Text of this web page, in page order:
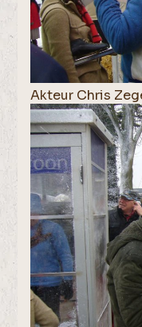
Akteur Chris